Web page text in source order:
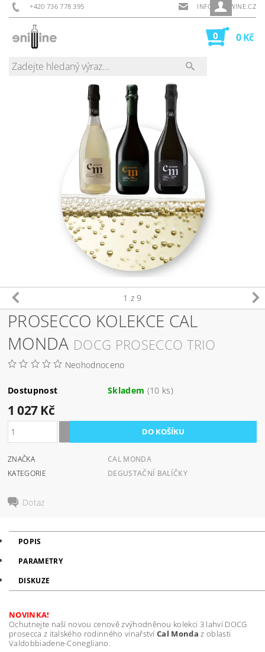
+420 736 778 395 INFO@ENIWINE.CZ
0 0 Kč
1 z 9
PROSECCO KOLEKCE CAL
MONDA DOCG PROSECCO TRIO
Neohodnoceno
Dostupnost Skladem (10 ks)
1 027 Kč
ZNAČKA
CAL MONDA
KATEGORIE
DEGUSTAČNÍ BALÍČKY
Dotaz
POPIS
PARAMETRY
DISKUZE
NOVINKA!
Ochutnejte naší novou cenově zvýhodněnou kolekci 3 lahví DOCG
prosecca z italského rodinného vinařství Cal Mondaz oblasti
Valdobbiadene-Conegliano.